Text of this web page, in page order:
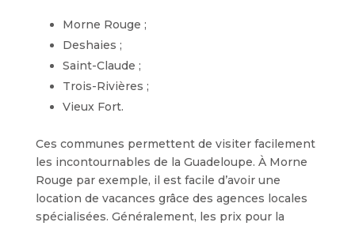
Morne Rouge ;
Deshaies ;
Saint-Claude ;
Trois-Rivières ;
Vieux Fort.
Ces communes permettent de visiter facilement
les incontournables de la Guadeloupe. À Morne
Rouge par exemple, il est facile d’avoir une
location de vacances grâce des agences locales
spécialisées. Généralement, les prix pour la